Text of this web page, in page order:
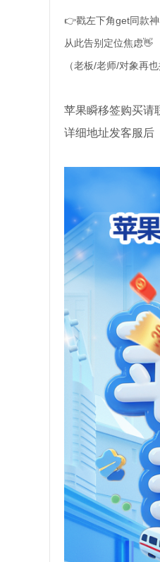
👉戳左下角get同款
从此告别定位焦虑👋
（老板/老师/对象再
苹果瞬移签购买请
详细地址发客服后